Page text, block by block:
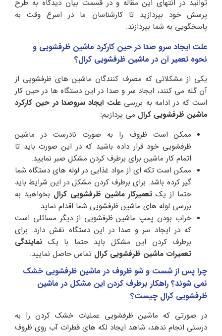
توانید در انتهای این مقاله و در قسمت بیان دیدگاه به طرح
پرسش خود بپردازید تا کارشناسان ما در اسرع وقت به
پاسخگویی به شما بپردازند.
علت ایجاد سرو صدا در حین کارکرد ماشین ظرفشویی و
نحوه تعمیر آن در ماشین ظرفشویی کرال؟
یکی از مشکلاتی که مصرف کنندگان ماشین های ظرفشویی از
آن گله می کنند، ایجاد سر و صدا در این دستگاه ها در حین کار
است که در ادامه به بررسیعلت ایجاد سروصدا در حین کارکرد
ماشین ظرفشویی کرال می پردازیم:
ممکن است ظروف را به صورت نادرست در ماشین
ظرفشویی خود قرار داده باشید که در این صورت باید تا
اتمام کار ماشین برای برطرف کردن مشکل صبر نمایید.
ممکن است تکه ای از مواد غذایی در لوله های دستگاه شما
گیر کرده باشد. برای برطرف کردن مشکل در این شرایط باید
حتما از یک تعمیرکار ماشین ظرفشویی کرال بخواهید به
بررسی لوله های ماشین ظرفشویی شما اقدام نماید.
خراب بودن پمپ ماشین ظرفشویی از دیگر مسائلی است
که در ایجاد سر و صدا در این دستگاه نقش دارد. برای
برطرف کردن این مشکل باید حتما با یک نمایندگی
تعمیرات ماشین ظرفشویی کرال تماس حاصل نمایید.
چرا پس از شست و شو ظروف در ماشین ظرفشویی خشک
نمی شوند؟ راهکار برطرف کردن این مشکل در ماشین
ظرفشویی کرال چیست؟
در صورتی که ماشین ظرفشویی عملیات خشک کردن را به
درستی انجام ندهد، شاهد ایجاد لکه های قطرات آب روی ظروف